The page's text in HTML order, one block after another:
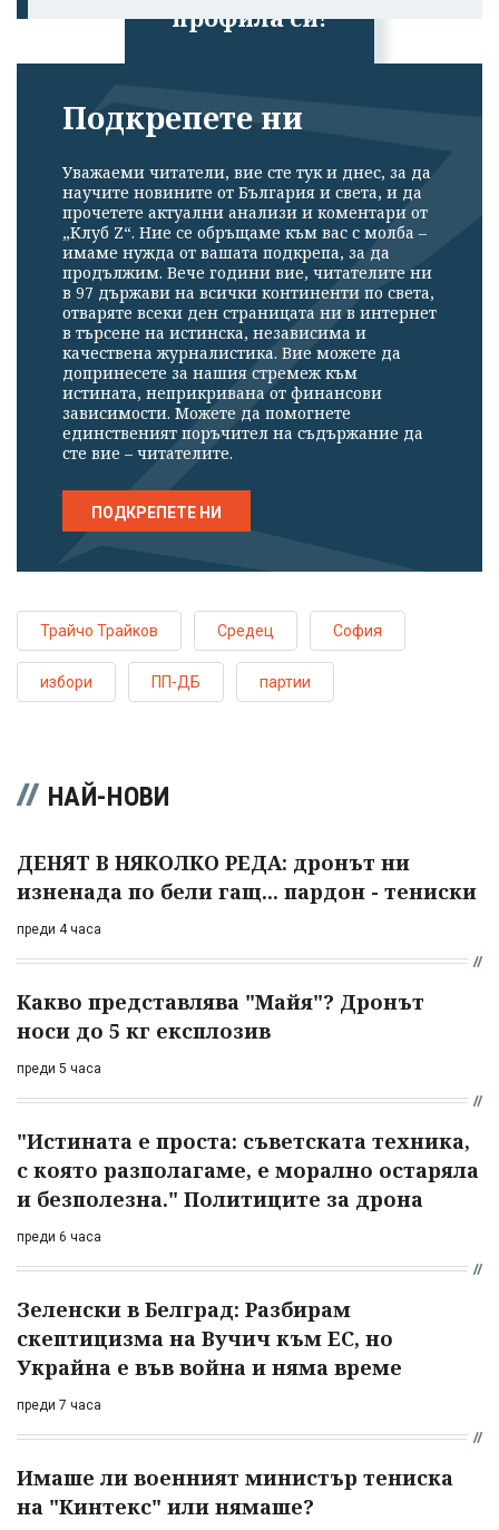
профила си!
Подкрепете ни
Уважаеми читатели, вие сте тук и днес, за да
научите новините от България и света, и да
прочетете актуални анализи и коментари от
„Клуб Z“. Ние се обръщаме към вас с молба –
имаме нужда от вашата подкрепа, за да
продължим. Вече години вие, читателите ни
в 97 държави на всички континенти по света,
отваряте всеки ден страницата ни в интернет
в търсене на истинска, независима и
качествена журналистика. Вие можете да
допринесете за нашия стремеж към
истината, неприкривана от финансови
зависимости. Можете да помогнете
единственият поръчител на съдържание да
сте вие – читателите.
ПОДКРЕПЕТЕ НИ
Трайчо Трайков Средец София
избори ПП-ДБ партии
НАЙ-НОВИ
ДЕНЯТ В НЯКОЛКО РЕДА: дронът ни
изненада по бели гащ... пардон - тениски
преди 4 часа
Какво представлява "Майя"? Дронът
носи до 5 кг експлозив
преди 5 часа
"Истината е проста: съветската техника,
с която разполагаме, е морално остаряла
и безполезна." Политиците за дрона
преди 6 часа
Зеленски в Белград: Разбирам
скептицизма на Вучич към ЕС, но
Украйна е във война и няма време
преди 7 часа
Имаше ли военният министър тениска
на "Кинтекс" или нямаше?